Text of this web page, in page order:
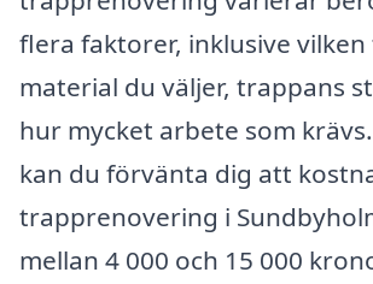
flera faktorer, inklusive vilken
material du väljer, trappans
hur mycket arbete som
kan du förvänta dig att
trapprenovering i
mellan 4 000 och 15 000